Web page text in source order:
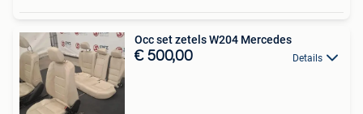
Occ set zetels W204 Mercedes
€ 500,00 Details